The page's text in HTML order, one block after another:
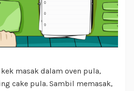
masak dalam oven pula,
cake pula. Sambil memasak,